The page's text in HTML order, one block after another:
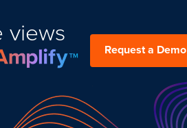
views
Request a Demo